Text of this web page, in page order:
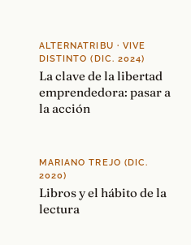
ALTERNATRIBU · VIVE
DISTINTO (DIC. 2024)
La clave de la libertad
emprendedora: pasar a
la acción
MARIANO TREJO (DIC.
2020)
Libros y el hábito de la
lectura